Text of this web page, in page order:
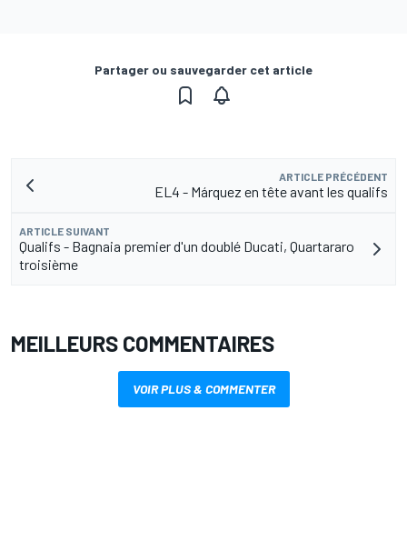
Partager ou sauvegarder cet article
ARTICLE PRÉCÉDENT
EL4 - Márquez en tête avant les qualifs
ARTICLE SUIVANT
Qualifs - Bagnaia premier d'un doublé Ducati, Quartararo
troisième
MEILLEURS COMMENTAIRES
VOIR PLUS & COMMENTER